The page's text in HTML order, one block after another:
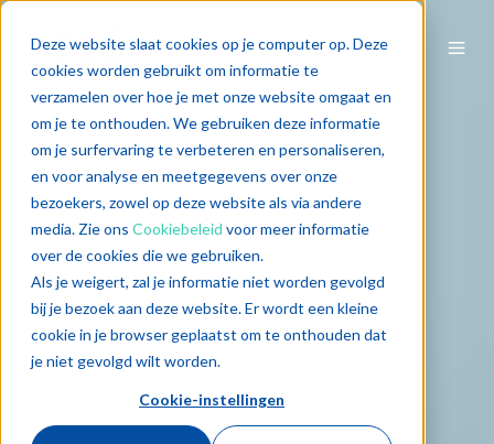
Deze website slaat cookies op je computer op. Deze
cookies worden gebruikt om informatie te
verzamelen over hoe je met onze website omgaat en
om je te onthouden. We gebruiken deze informatie
om je surfervaring te verbeteren en personaliseren,
en voor analyse en meetgegevens over onze
bezoekers, zowel op deze website als via andere
media. Zie ons Cookiebeleid voor meer informatie
over de cookies die we gebruiken.
Als je weigert, zal je informatie niet worden gevolgd
bij je bezoek aan deze website. Er wordt een kleine
cookie in je browser geplaatst om te onthouden dat
je niet gevolgd wilt worden.
Cookie-instellingen